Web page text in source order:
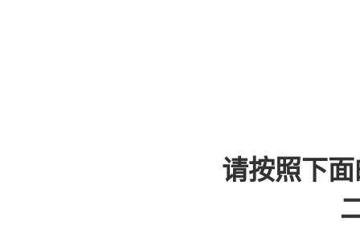
请按照下